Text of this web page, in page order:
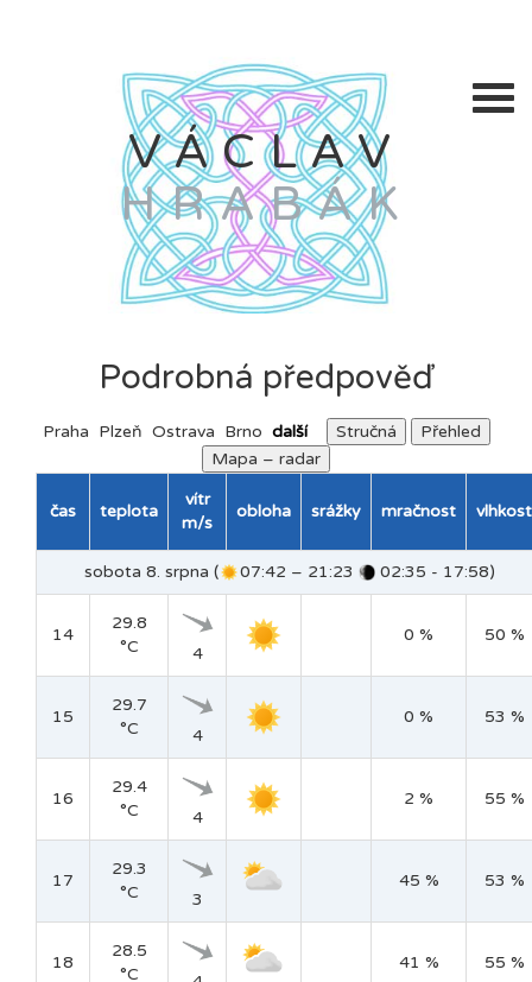
VÁCLAV
HRABÁK
Podrobná předpověď
Praha Plzeň Ostrava Brno další Stručná
Přehled
Mapa – radar
čas teplota
vítr
m/s
obloha srážky mračnost vlhkost
sobota 8. srpna ( 07:42 – 21:23 02:35 - 17:58)
14
29.8
°C
4
0 % 50 %
15
29.7
°C
4
0 % 53 %
16
29.4
°C
4
2 % 55 %
17
29.3
°C
3
45 % 53 %
18
28.5
°C
41 % 55 %